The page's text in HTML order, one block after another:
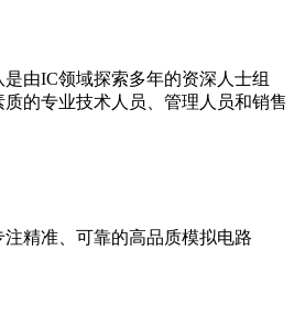
由IC领域探索多年的资深人士组
质的专业技术人员、管理人员和销售
注精准、可靠的高品质模拟电路